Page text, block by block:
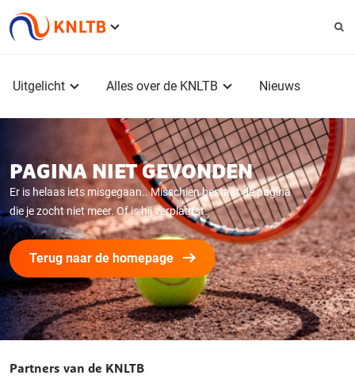
Uitgelicht Alles over de KNLTB Nieuws
PAGINA NIET GEVONDEN
Er is helaas iets misgegaan.. Misschien bestaat de pagina
die je zocht niet meer. Of is hij verplaatst.
Terug naar de homepage
Partners van de KNLTB